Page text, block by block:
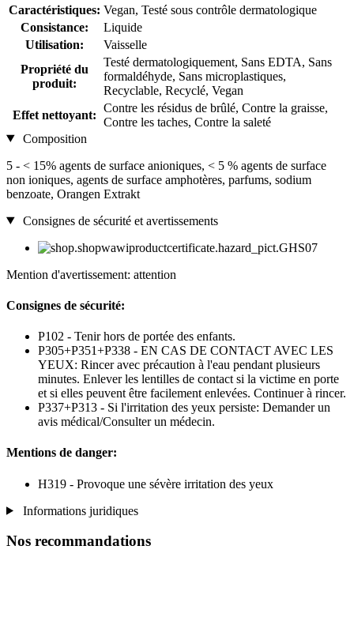
Caractéristiques: Vegan, Testé sous contrôle dermatologique
Consistance:
Liquide
Utilisation:
Vaisselle
Propriété du
produit:
Testé dermatologiquement, Sans EDTA, Sans
formaldéhyde, Sans microplastiques,
Recyclable, Recyclé, Vegan
Effet nettoyant:
Contre les résidus de brûlé, Contre la graisse,
Contre les taches, Contre la saleté
Composition
5 - < 15% agents de surface anioniques, < 5 % agents de surface
non ioniques, agents de surface amphotères, parfums, sodium
benzoate, Orangen Extrakt
Consignes de sécurité et avertissements
Mention d'avertissement: attention
Consignes de sécurité:
P102 - Tenir hors de portée des enfants.
P305+P351+P338 - EN CAS DE CONTACT AVEC LES
YEUX: Rincer avec précaution à l'eau pendant plusieurs
minutes. Enlever les lentilles de contact si la victime en porte
et si elles peuvent être facilement enlevées. Continuer à rincer.
P337+P313 - Si l'irritation des yeux persiste: Demander un
avis médical/Consulter un médecin.
Mentions de danger:
H319 - Provoque une sévère irritation des yeux
Informations juridiques
Nos recommandations